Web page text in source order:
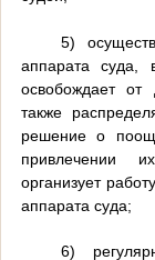
5)
аппарата суда,
освобождает от
также
решение о
привлечении
организует
аппарата суда;
6)